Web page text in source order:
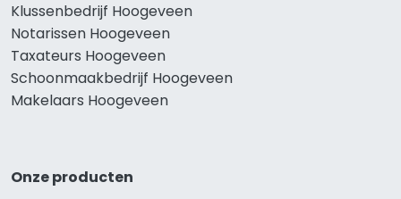
Klussenbedrijf Hoogeveen
Notarissen Hoogeveen
Taxateurs Hoogeveen
Schoonmaakbedrijf Hoogeveen
Makelaars Hoogeveen
Onze producten